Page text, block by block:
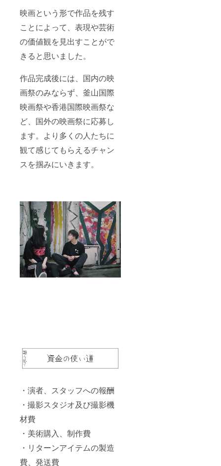
映画という形で作品を残す
ことによって、表現や芸術
の価値観を見出すことがで
きると思いました。
作品完成後には、国内の映
画祭のみならず、釜山国際
映画祭や香港国際映画祭な
ど、国外の映画祭に応募し
ます。より多くの人たちに
観て感じてもらえるチャン
スを掴みにいきます。
・演者、スタッフへの報酬
・撮影スタジオ及び撮影機
材費
・美術購入、制作費
・リターンアイテムの製造
費、発送費